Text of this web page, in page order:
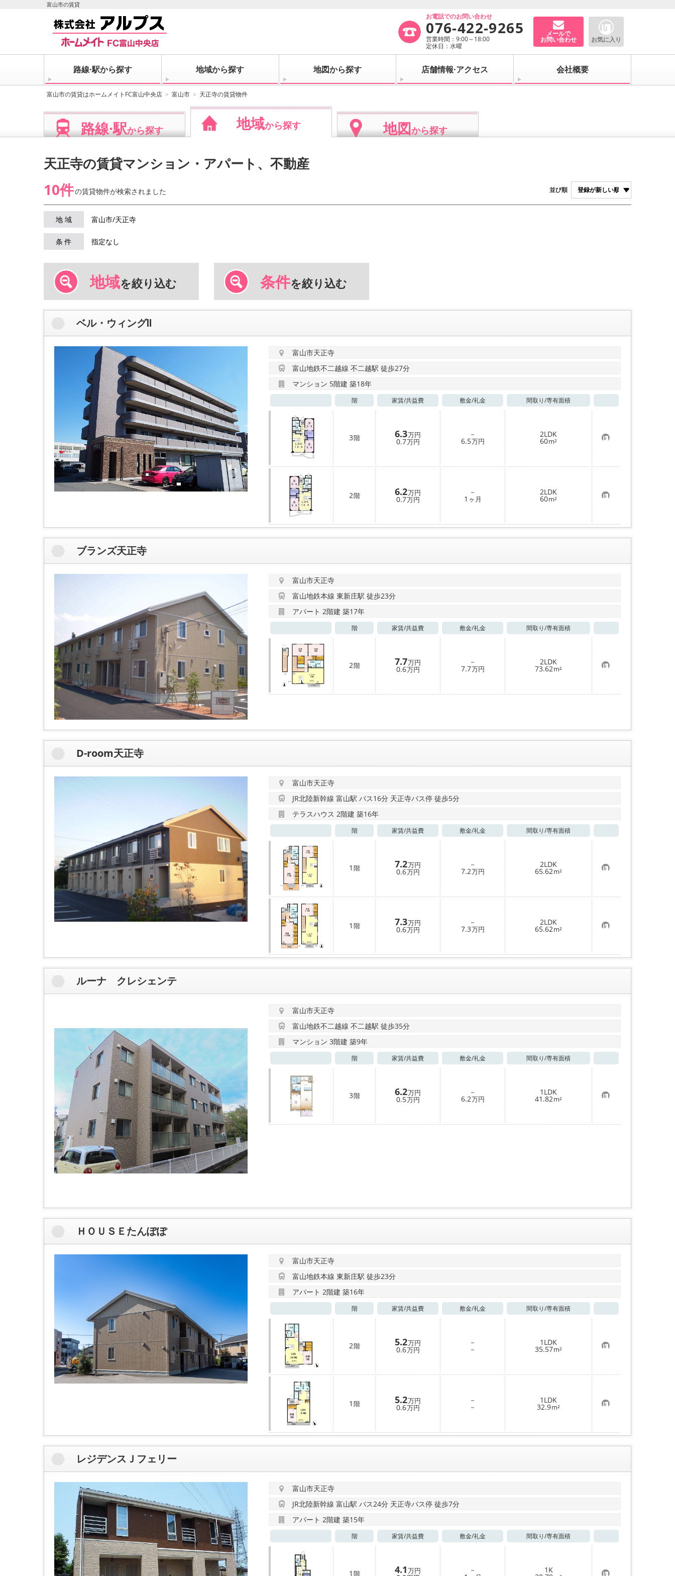
富山市の賃貸
お電話でのお問い合わせ
076-422-9265
営業時間：9:00～18:00
定休日：水曜
メールで
お問い合わせ お気に入り
路線·駅から探す 地域から探す 地図から探す 店舗情報·アクセス 会社概要
富山市の賃貸はホームメイトFC富山中央店 富山市 天正寺の賃貸物件
路線·駅から探す 地域から探す 地図から探す
天正寺の賃貸マンション・アパート、不動産
10件の賃貸物件が検索されました 並び順
地 域 富山市/天正寺
条 件 指定なし
地域を絞り込む 条件を絞り込む
ベル・ウィングⅡ
富山市天正寺
富山地鉄不二越線 不二越駅 徒歩27分
マンション 5階建 築18年
階 家賃/共益費 敷金/礼金 間取り/専有面積
3階 6.3万円
0.7万円
－
6.5万円
2LDK
60m² お
気
に
入
り
登
録
2階 6.2万円
0.7万円
－
1 ヶ月
2LDK
60m² お
気
に
入
り
録
ブランズ天正寺
富山市天正寺
富山地鉄本線 東新庄駅 徒歩23分
アパート 2階建 築17年
階 家賃/共益費 敷金/礼金 間取り/専有面積
2階 7.7万円
0.6万円
－
7.7万円
2LDK
73.62m² お
気
に
入
り
D-room天正寺
富山市天正寺
JR北陸新幹線 富山駅 バス16分 天正寺バス停 徒歩5分
テラスハウス 2階建 築16年
階 家賃/共益費 敷金/礼金 間取り/専有面積
1 階 7.2万円
0.6万円
－
7.2万円
2LDK
65.62m² お
気
に
入
り
登
録
1 階 7.3万円
0.6万円
－
7.3万円
2LDK
65.62m² お
気
に
入
り
録
ルーナ クレシェンテ
富山市天正寺
富山地鉄不二越線 不二越駅 徒歩35分
マンション 3階建 築9年
階 家賃/共益費 敷金/礼金 間取り/専有面積
3階 6.2万円
0.5万円
－
6.2万円
1LDK
41.82m² お
気
に
入
り
ＨＯＵＳＥたんぽぽ
富山市天正寺
富山地鉄本線 東新庄駅 徒歩23分
アパート 2階建 築16年
階 家賃/共益費 敷金/礼金 間取り/専有面積
2階 5.2万円
0.6万円
－
－
1LDK
35.57m² お
気
に
入
り
登
録
1 階 5.2万円
0.6万円
－
－
1LDK
32.9m² お
気
に
入
り
録
レジデンスＪフェリー
富山市天正寺
JR北陸新幹線 富山駅 バス24分 天正寺バス停 徒歩7分
アパート 2階建 築15年
階 家賃/共益費 敷金/礼金 間取り/専有面積
1 階 4.1万円 － 1K